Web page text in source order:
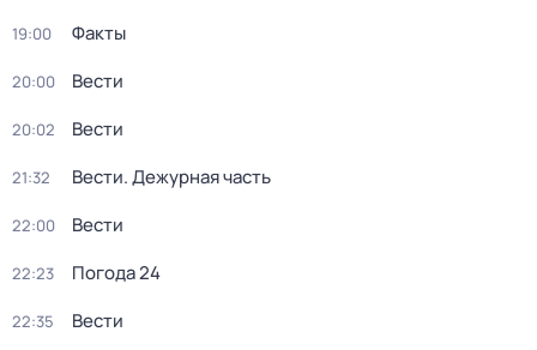
19:00 Факты
20:00 Вести
20:02 Вести
21:32 Вести. Дежурная часть
22:00 Вести
22:23 Погода 24
22:35 Вести